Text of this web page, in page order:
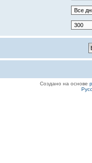
Создано на основе